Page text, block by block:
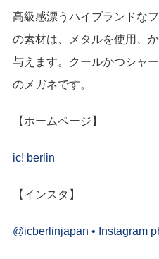
高級感漂うハイブランドな
の素材は、メタルを使用、
与えます。クールかつシャ
のメガネです。
【ホームページ】
ic! berlin
【インスタ】
@icberlinjapan • Instagram